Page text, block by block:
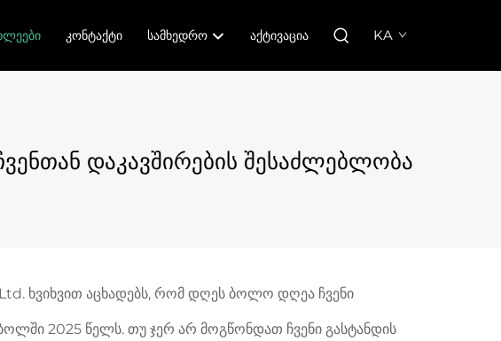
ᲙᲝᲜᲢᲐᲥᲢᲘ ᲡᲐᲛᲮᲔᲓᲠᲝ ᲐᲥᲢᲘᲕᲐᲪᲘᲐ KA
დაკავშირების შესაძლებლობა
ხვიხვით აცხადებს, რომ დღეს ბოლო დღეა ჩვენი
2025 წელს. თუ ჯერ არ მოგწონდათ ჩვენი გასტანდის